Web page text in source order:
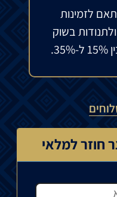
לזמינות
בשוק
חוזר למלאי